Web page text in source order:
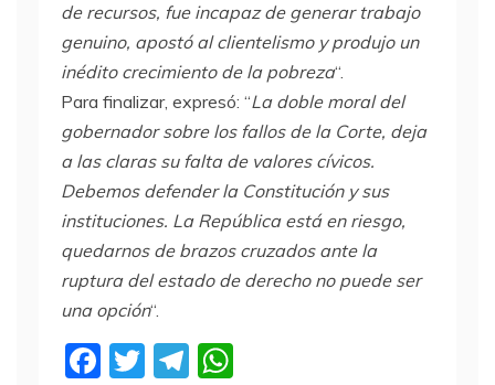
de recursos, fue incapaz de generar trabajo
genuino, apostó al clientelismo y produjo un
inédito crecimiento de la pobreza“.
Para finalizar, expresó: “La doble moral del
gobernador sobre los fallos de la Corte, deja
a las claras su falta de valores cívicos.
Debemos defender la Constitución y sus
instituciones. La República está en riesgo,
quedarnos de brazos cruzados ante la
ruptura del estado de derecho no puede ser
una opción“.
F
T
T